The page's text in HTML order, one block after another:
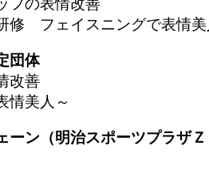
フの表情改善
修 フェイスニングで表情美
団体
改善
情美人～
ーン（明治スポーツプラザ